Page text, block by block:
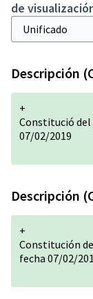
de
Descripción
+
Constitució del
07/02/2019
Descripción
+
Constitución
fecha 07/02/